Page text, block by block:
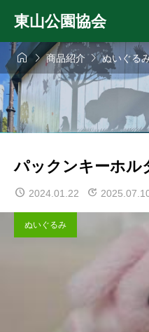
東山公園協会
商品紹介 ぬいぐる
パックンキーホル
2024.01.22
ぬいぐるみ